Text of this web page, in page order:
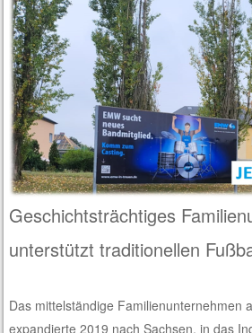
Geschichtsträchtiges
unterstützt traditionellen
Das mittelständige Familienunternehmen
expandierte 2019 nach Sachsen, in das